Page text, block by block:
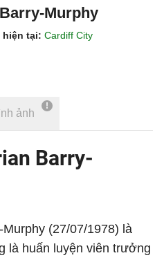
Murphy
tại: Cardiff City
ảnh
!
Barry-
(27/07/1978) là
là huấn luyện viên trưởng